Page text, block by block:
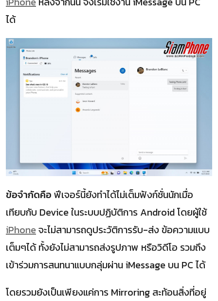
ได้
ข้อจำกัดคือ ฟีเจอร์นี้ยังทำได้ไม่เต็มฟังก์ชั่นนักเมื่อ
เทียบกับ Device ในระบบปฏิบัติการ Android โดยผู้ใช้
iPhoneจะไม่สามารถดูประวัติการรับ-ส่ง ข้อความแบบ
เต็มๆได้ ทั้งยังไม่สามารถส่งรูปภาพ หรือวิดีโอ รวมถึง
เข้าร่วมการสนทนาแบบกลุ่มผ่าน iMessage บน PC ได้
โดยรวมยังเป็นเพียงแค่การ Mirroring สะท้อนสิ่งที่อยู่